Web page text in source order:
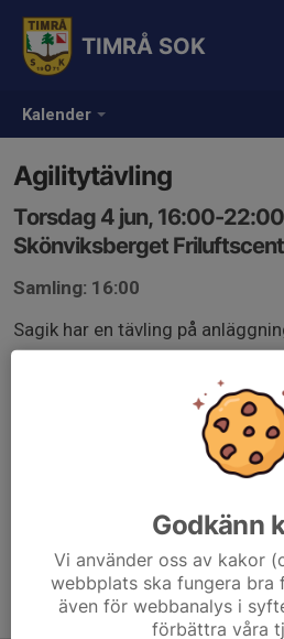
Kalender
TIMRÅ SOK
Agilitytävling
Torsdag 4 jun, 16:00-22:00
Skönviksberget
Samling: 16:00
Sagik har en tävling på
Godkänn
Vi använder oss av kakor
webbplats ska fungera bra
även för webbanalys i
förbättra våra